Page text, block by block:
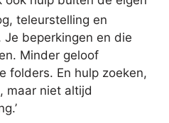
teleurstelling en
beperkingen en die
Minder geloof
folders. En hulp zoeken,
maar niet altijd